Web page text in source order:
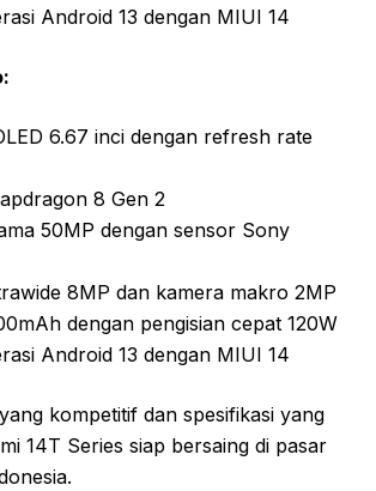
Android 13 dengan MIUI 14
6.67 inci dengan refresh rate
8 Gen 2
50MP dengan sensor Sony
8MP dan kamera makro 2MP
dengan pengisian cepat 120W
Android 13 dengan MIUI 14
kompetitif dan spesifikasi yang
14T Series siap bersaing di pasar